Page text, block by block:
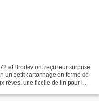
et Brodev ont reçu leur surprise
un petit cartonnage en forme de
rêves. une ficelle de lin pour les